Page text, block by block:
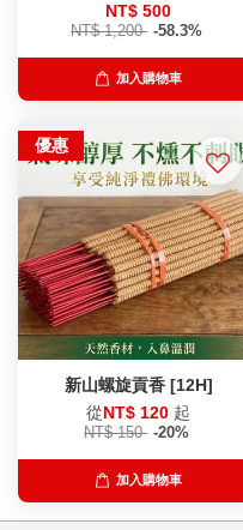
NT$ 500
NT$ 1,200 -58.3%
加入購物車
優惠
新山螺旋貢香 [12H]
從NT$ 120 起
NT$ 150 -20%
加入購物車